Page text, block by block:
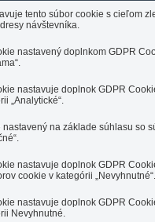
tento súbor cookie s cieľom
návštevníka.
nastavený doplnkom GDPR
nastavuje doplnok GDPR
„Analytické“.
nastavený na základe súhlasu so
nastavuje doplnok GDPR
cookie v kategórii „Nevyhnutné“.
nastavuje doplnok GDPR
Nevyhnutné.